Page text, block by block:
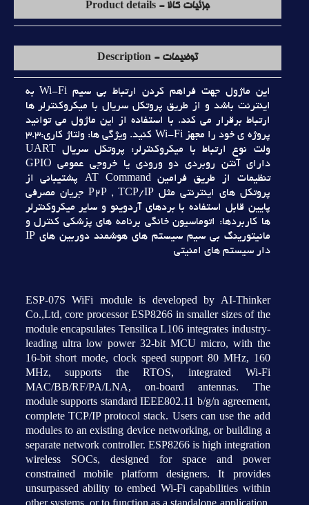
جزئیات کالا - Product details
توضیحات - Description
اين ماژول جهت فراهم کردن ارتباط بي سيم Wi-Fi به
اينترنت باشد و از طريق پروتکل سريال با ميکروکنترلر ها
ارتباط برقرار مي کند. با استفاده از اين ماژول مي توانيد
پروژه ي خود را مجهز Wi-Fi کنيد. ويژگي ها: ولتاژ کاري:3.3
ولت نوع ارتباط با ميکروکنترلر: پروتکل سريال UART
داراي آنتن روبردي دو ورودي يا خروجي عمومي GPIO
تنظيمات از طريق فرامين AT Command پشتيباني از
پروتکل هاي اينترنتي مثل P2P , TCP/IP جريان مصرفي
پايين قابل استفاده با بردهاي آردوينو و ساير ميکروکنترلر
ها کاربردها: اتوماسيون خانگي برنامه هاي پزشکي کنترل و
مانيتورينگ بي سيم سيستم هاي هوشمند دوربين هاي IP
دار سيستم هاي امنيتي
ESP-07S WiFi module is developed by AI-Thinker
Co.,Ltd, core processor ESP8266 in smaller sizes of the
module encapsulates Tensilica L106 integrates industry-
leading ultra low power 32-bit MCU micro, with the
16-bit short mode, clock speed support 80 MHz, 160
MHz, supports the RTOS, integrated Wi-Fi
MAC/BB/RF/PA/LNA, on-board antennas. The
module supports standard IEEE802.11 b/g/n agreement,
complete TCP/IP protocol stack. Users can use the add
modules to an existing device networking, or building a
separate network controller. ESP8266 is high integration
wireless SOCs, designed for space and power
constrained mobile platform designers. It provides
unsurpassed ability to embed Wi-Fi capabilities within
other systems, or to function as a standalone application,